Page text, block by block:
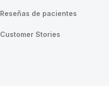
Reseñas de pacientes
Customer Stories